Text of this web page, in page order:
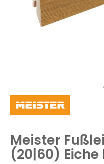
Zum
Anfang
springen
Meister
(20|60) Eiche